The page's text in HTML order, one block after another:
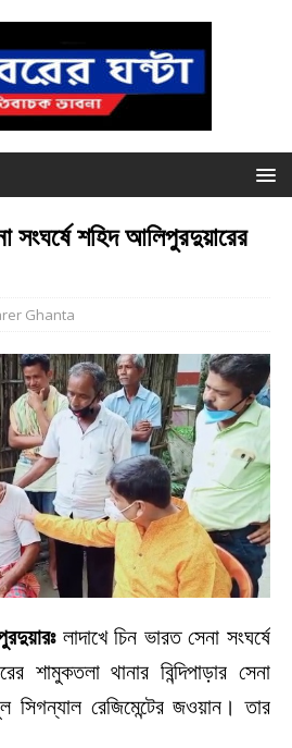
সংঘর্ষে শহিদ আলিপুরদুয়ারের
Ghanta
লাদাখে চিন ভারত সেনা সংঘর্ষে
শামুকতলা থানার বিন্দিপাড়ার সেনা
রেজিমেন্টের জওয়ান। তার